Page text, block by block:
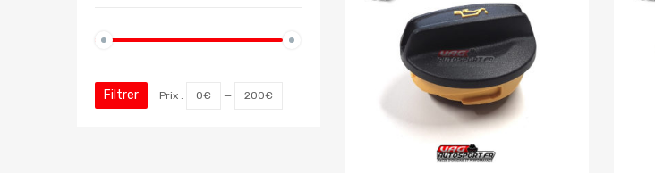
Filtrer Prix : 0€ — 200€